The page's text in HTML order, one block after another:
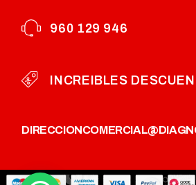
960 129 946
INCREIBLES
DIRECCION